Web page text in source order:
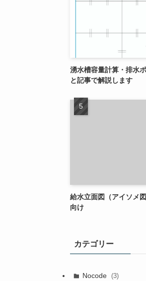
湧水槽容量計算・排水
と記事で解説します
給水立面図（アイソメ
向け
カテゴリー
Nocode (3)